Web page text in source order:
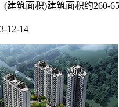
(建筑面积)建筑面积约260-
12-14